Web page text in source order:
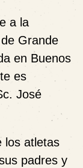
a la
Grande
en Buenos
es
José
los atletas
padres y